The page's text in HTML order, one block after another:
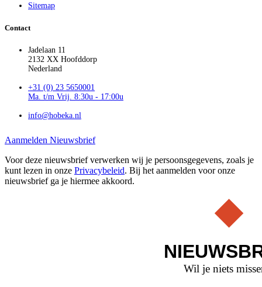
Sitemap
Contact
Jadelaan 11
2132 XX Hoofddorp
Nederland
+31 (0) 23 5650001
Ma. t/m Vrij. 8:30u - 17:00u
info@hobeka.nl
Aanmelden Nieuwsbrief
Voor deze nieuwsbrief verwerken wij je persoonsgegevens, zoals je
kunt lezen in onze Privacybeleid. Bij het aanmelden voor onze
nieuwsbrief ga je hiermee akkoord.
Wil je niets